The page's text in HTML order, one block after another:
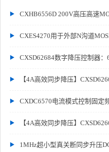
CXHB6556D 200V高压高速
CXES4270用于外部N沟道
CXSD62684数字降压控制器
【4A高效同步降压】
CXDC6570电流模式控制固定
【4A高效同步降压】
1MHz超小型真关断同步升压